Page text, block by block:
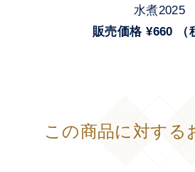
水煮2025
販売価格 ¥660 （
この商品に対する